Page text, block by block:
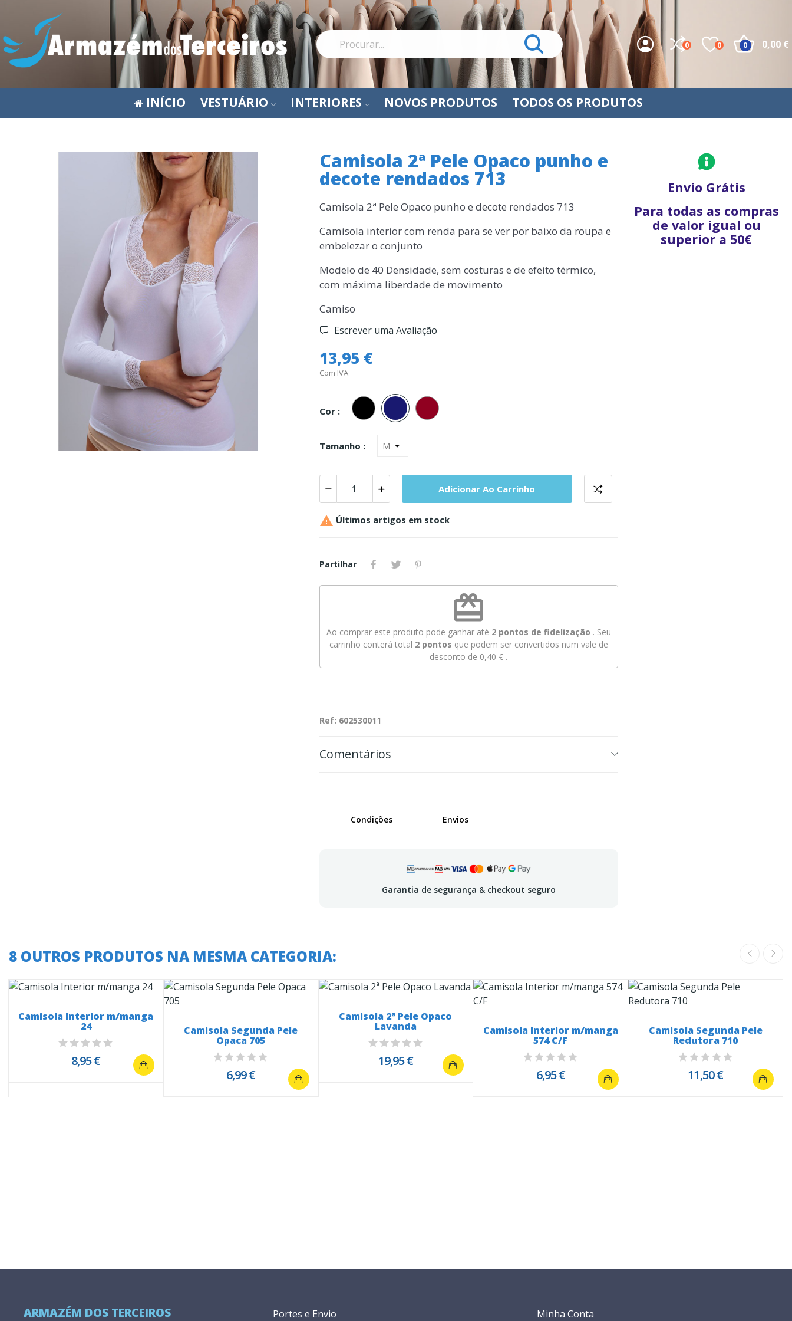
0 0 0,00 €
0
INÍCIO VESTUÁRIO INTERIORES NOVOS PRODUTOS TODOS OS PRODUTOS
Camisola 2ª Pele Opaco punho e
decote rendados 713
Camisola 2ª Pele Opaco punho e decote rendados 713
Camisola interior com renda para se ver por baixo da roupa e
embelezar o conjunto
Modelo de 40 Densidade, sem costuras e de efeito térmico,
com máxima liberdade de movimento
Camiso
Escrever uma Avaliação
13,95 €
Com IVA
Cor :
Preto MarinhoBordeaux
Tamanho :
Adicionar Ao Carrinho
 Últimos artigos em stock
Partilhar
redeem
Ao comprar este produto pode ganhar até 2pontos de fidelização . Seu
carrinho conterá total 2pontos que podem ser convertidos num vale de
desconto de 0,40 € .
Ref: 602530011
Comentários
Condições Envios
Garantia de segurança & checkout seguro
Envio Grátis
Para todas as compras
de valor igual ou
superior a 50€
8 OUTROS PRODUTOS NA MESMA CATEGORIA:
Camisola Interior m/manga
24
8,95 €
Camisola Segunda Pele
Opaca 705
6,99 €
Camisola 2ª Pele Opaco
Lavanda
19,95 €
Camisola Interior m/manga
574 C/F
6,95 €
Camisola Segunda Pele
Redutora 710
11,50 €
ARMAZÉM DOS TERCEIROS
Portes e Envio Minha Conta